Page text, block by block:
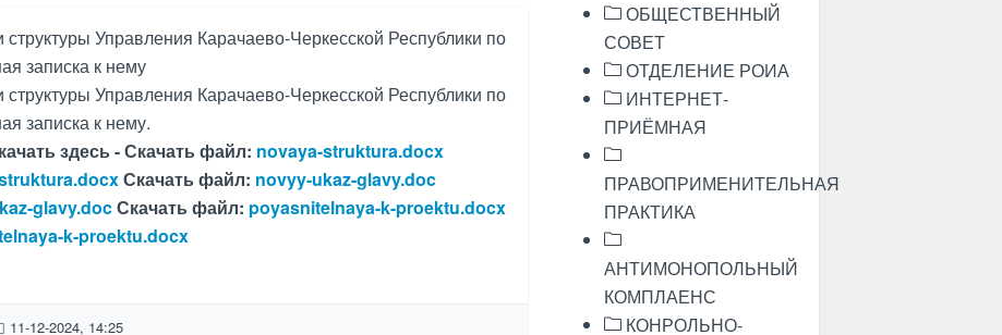
Управления Карачаево-Черкесской Республики по
записка к нему
Управления Карачаево-Черкесской Республики по
записка к нему.
здесь -Скачать файл: novaya-struktura.docx
Скачать файл: novyy-ukaz-glavy.doc
glavy.docСкачать файл: poyasnitelnaya-k-proektu.docx
k-proektu.docx
11-12-2024, 14:25
ОБЩЕСТВЕННЫЙ
СОВЕТ
ОТДЕЛЕНИЕ РОИА
ИНТЕРНЕТ-
ПРИЁМНАЯ
ПРАВОПРИМЕНИТЕЛЬНАЯ
ПРАКТИКА
АНТИМОНОПОЛЬНЫЙ
КОМПЛАЕНС
КОНРОЛЬНО-